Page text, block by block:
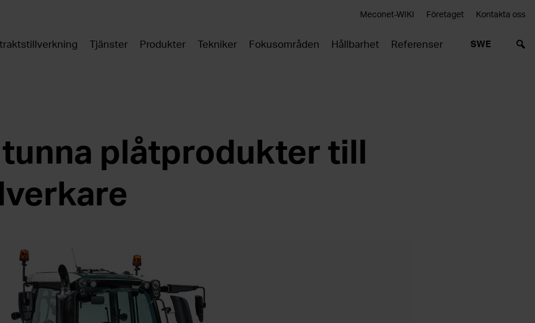
Meconet-WIKI Företaget Kontakta oss
Tjänster Produkter Tekniker Fokusområden Hållbarhet Referenser SWE
plåtprodukter till